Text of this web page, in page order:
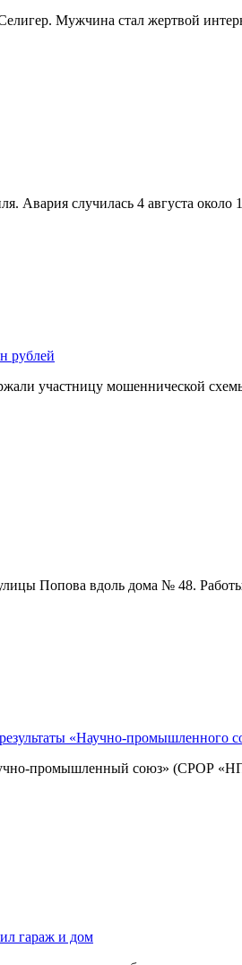
Мужчина стал жертвой
случилась 4 августа около
рублей
участницу мошеннической
Попова вдоль дома № 48.
«Научно-промышленного
промышленный союз» (СРОР
гараж и дом